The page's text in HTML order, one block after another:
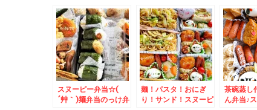
スヌーピー弁当☆(
´艸｀)麺弁当のっけ弁
麺！パスタ！おにぎ
り！サンド！スヌーピ
茶碗蒸し
ん弁当♪